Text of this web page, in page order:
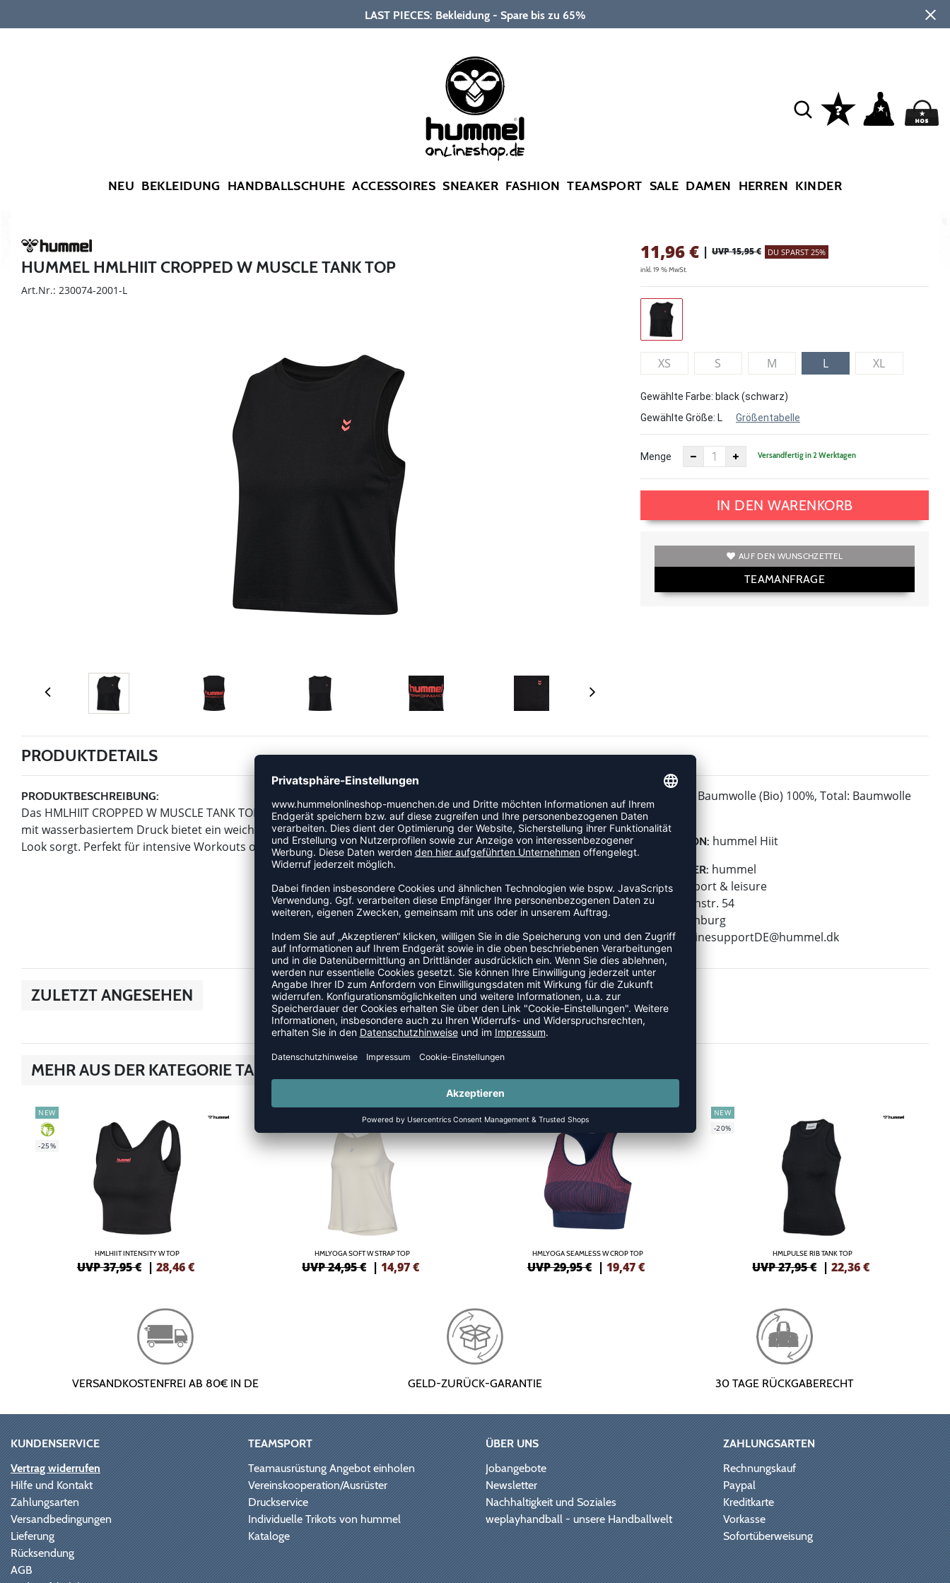
LAST PIECES: Bekleidung - Spare bis zu 65%
NEU BEKLEIDUNG HANDBALLSCHUHE ACCESSOIRES SNEAKER FASHION TEAMSPORT SALE DAMEN HERREN KINDER
HUMMEL HMLHIIT CROPPED W MUSCLE TANK TOP
Art.Nr.: 230074-2001-L
11,96€ | UVP 15,95 € DU SPARST 25%
inkl. 19 % MwSt.
XS S M L XL
Gewählte Farbe: black (schwarz)
Gewählte Größe: L Größentabelle
Menge Versandfertig in 2 Werktagen
IN DEN WARENKORB
AUF DEN WUNSCHZETTEL
TEAMANFRAGE
PRODUKTDETAILS
PRODUKTBESCHREIBUNG:
Das HMLHIIT CROPPED W MUSCLE TANK TOP vereint Stil und Komfort für Ihr Training. Der leichte Jersey-Stoff
mit wasserbasiertem Druck bietet ein weiches Tragegefühl, während der Cropped-Schnitt für einen modernen
Look sorgt. Perfekt für intensive Workouts oder entspannte Tage.
Baumwolle (Bio) 100%, Total: Baumwolle
(Bio) 100%
KOLLEKTION: hummel Hiit
HERSTELLER: hummel
hummel sport & leisure
Leverkusenstr. 54
22761 Hamburg
E-Mail:
onlinesupportDE@hummel.dk
ZULETZT ANGESEHEN
MEHR AUS DER KATEGORIE TANK-TOPS
NEW
GREEN
-25%
HMLHIIT INTENSITY W TOP
UVP 37,95 € | 28,46€
HMLYOGA SOFT W STRAP TOP
UVP 24,95 € |14,97€
HMLYOGA SEAMLESS W CROP TOP
UVP 29,95 € | 19,47€
NEW
-20%
HMLPULSE RIB TANK TOP
UVP 27,95 € |22,36€
VERSANDKOSTENFREI AB 80€ IN DE GELD-ZURÜCK-GARANTIE 30 TAGE RÜCKGABERECHT
KUNDENSERVICE
Vertrag widerrufen
Hilfe und Kontakt
Zahlungsarten
Versandbedingungen
Lieferung
Rücksendung
AGB
TEAMSPORT
Teamausrüstung Angebot einholen
Vereinskooperation/Ausrüster
Druckservice
Individuelle Trikots von hummel
Kataloge
ÜBER UNS
Jobangebote
Newsletter
Nachhaltigkeit und Soziales
weplayhandball - unsere Handballwelt
ZAHLUNGSARTEN
Rechnungskauf
Paypal
Kreditkarte
Vorkasse
Sofortüberweisung